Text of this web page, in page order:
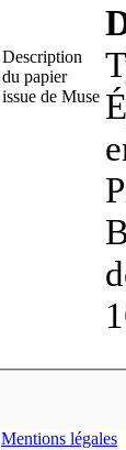
Description
du papier
issue de Muse
Mentions légales